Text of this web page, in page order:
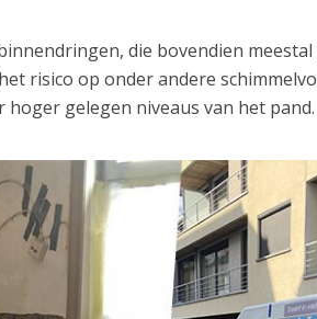
die bovendien
risico op onder andere
gelegen niveaus van het pand.